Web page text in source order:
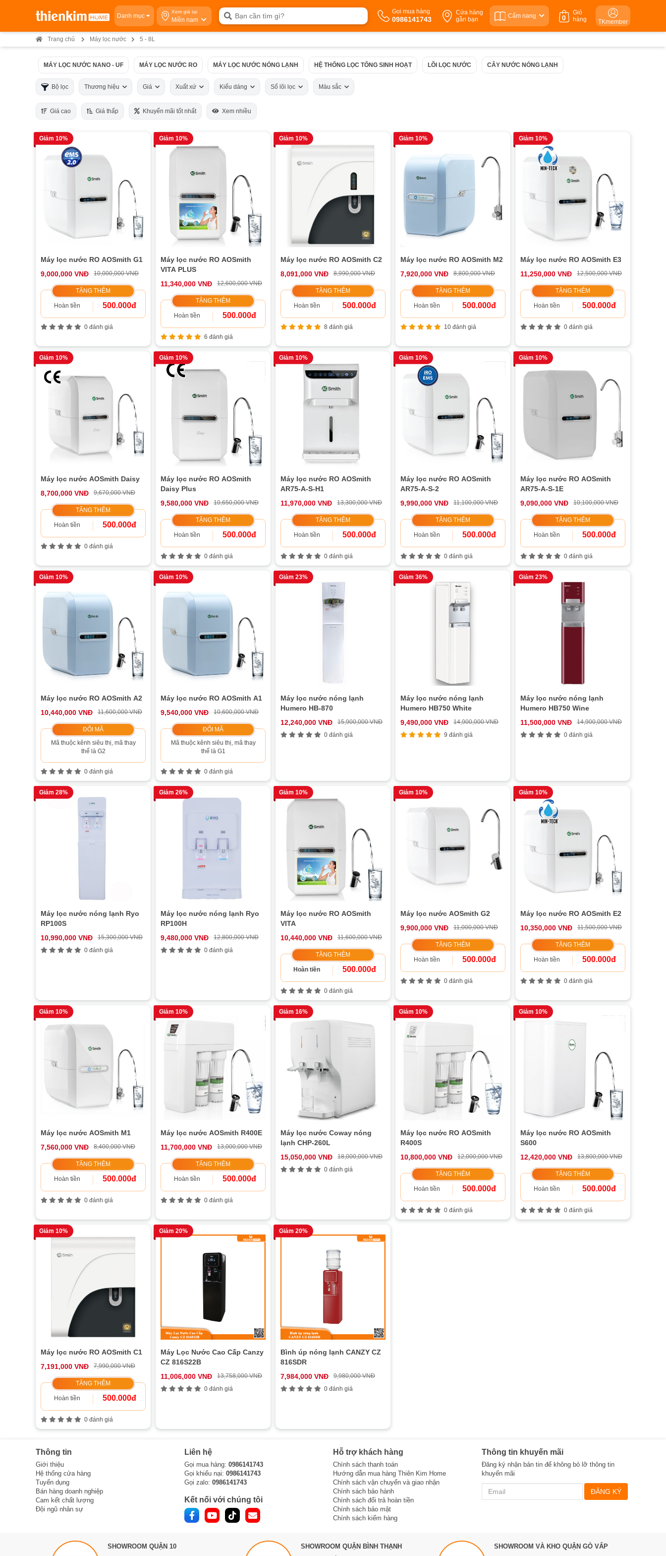
Danh mục
Xem giá tại
Miền nam
Gọi mua hàng
0986141743
Cửa hàng
gần bạn
Cẩm nang
Giỏ
hàng
0 TKmember
Trang chủ Máy lọc nước 5 - 8L
MÁY LỌC NƯỚC NANO - UF MÁY LỌC NƯỚC RO MÁY LỌC NƯỚC NÓNG LẠNH HỆ THỐNG LỌC TỔNG SINH HOẠT LÕI LỌC NƯỚC CÂY NƯỚC NÓNG LẠNH
Bộ lọc Thương hiệu Giá Xuất xứ Kiểu dáng Số lõi lọc Màu sắc
Giá cao Giá thấp Khuyến mãi tốt nhất Xem nhiều
Giảm 10%
Máy lọc nước RO AOSmith G1
9,000,000 VNĐ
10,000,000 VNĐ
TẶNG THÊM
Hoàn tiền 500.000đ
0 đánh giá
Giảm 10%
Máy lọc nước RO AOSmith
VITA PLUS
11,340,000 VNĐ
12,600,000 VNĐ
TẶNG THÊM
Hoàn tiền 500.000đ
6 đánh giá
Giảm 10%
Máy lọc nước RO AOSmith C2
8,091,000 VNĐ
8,990,000 VNĐ
TẶNG THÊM
Hoàn tiền 500.000đ
8 đánh giá
Giảm 10%
Máy lọc nước RO AOSmith M2
7,920,000 VNĐ
8,800,000 VNĐ
TẶNG THÊM
Hoàn tiền 500.000đ
10 đánh giá
Giảm 10%
Máy lọc nước RO AOSmith E3
11,250,000 VNĐ
12,500,000 VNĐ
TẶNG THÊM
Hoàn tiền 500.000đ
0 đánh giá
Giảm 10%
Máy lọc nước AOSmith Daisy
8,700,000 VNĐ
9,670,000 VNĐ
TẶNG THÊM
Hoàn tiền 500.000đ
0 đánh giá
Giảm 10%
Máy lọc nước RO AOSmith
Daisy Plus
9,580,000 VNĐ
10,650,000 VNĐ
TẶNG THÊM
Hoàn tiền 500.000đ
0 đánh giá
Giảm 10%
Máy lọc nước RO AOSmith
AR75-A-S-H1
11,970,000 VNĐ
13,300,000 VNĐ
TẶNG THÊM
Hoàn tiền 500.000đ
0 đánh giá
Giảm 10%
Máy lọc nước RO AOSmith
AR75-A-S-2
9,990,000 VNĐ
11,100,000 VNĐ
TẶNG THÊM
Hoàn tiền 500.000đ
0 đánh giá
Giảm 10%
Máy lọc nước RO AOSmith
AR75-A-S-1E
9,090,000 VNĐ
10,100,000 VNĐ
TẶNG THÊM
Hoàn tiền 500.000đ
0 đánh giá
Giảm 10%
Máy lọc nước RO AOSmith A2
10,440,000 VNĐ
11,600,000 VNĐ
ĐỔI MÃ
Mã thuộc kênh siêu thị, mã thay
thế là G2
0 đánh giá
Giảm 10%
Máy lọc nước RO AOSmith A1
9,540,000 VNĐ
10,600,000 VNĐ
ĐỔI MÃ
Mã thuộc kênh siêu thị, mã thay
thế là G1
0 đánh giá
Giảm 23%
Máy lọc nước nóng lạnh
Humero HB-870
12,240,000 VNĐ
15,900,000 VNĐ
0 đánh giá
Giảm 36%
Máy lọc nước nóng lạnh
Humero HB750 White
9,490,000 VNĐ
14,900,000 VNĐ
9 đánh giá
Giảm 23%
Máy lọc nước nóng lạnh
Humero HB750 Wine
11,500,000 VNĐ
14,900,000 VNĐ
0 đánh giá
Giảm 28%
Máy lọc nước nóng lạnh Ryo
RP100S
10,990,000 VNĐ
15,300,000 VNĐ
0 đánh giá
Giảm 26%
Máy lọc nước nóng lạnh Ryo
RP100H
9,480,000 VNĐ
12,800,000 VNĐ
0 đánh giá
Giảm 10%
Máy lọc nước RO AOSmith
VITA
10,440,000 VNĐ
11,600,000 VNĐ
TẶNG THÊM
Hoàn tiền 500.000đ
0 đánh giá
Giảm 10%
Máy lọc nước AOSmith G2
9,900,000 VNĐ
11,000,000 VNĐ
TẶNG THÊM
Hoàn tiền 500.000đ
0 đánh giá
Giảm 10%
Máy lọc nước RO AOSmith E2
10,350,000 VNĐ
11,500,000 VNĐ
TẶNG THÊM
Hoàn tiền 500.000đ
0 đánh giá
Giảm 10%
Máy lọc nước AOSmith M1
7,560,000 VNĐ
8,400,000 VNĐ
TẶNG THÊM
Hoàn tiền 500.000đ
0 đánh giá
Giảm 10%
Máy lọc nước AOSmith R400E
11,700,000 VNĐ
13,000,000 VNĐ
TẶNG THÊM
Hoàn tiền 500.000đ
0 đánh giá
Giảm 16%
Máy lọc nước Coway nóng
lạnh CHP-260L
15,050,000 VNĐ
18,000,000 VNĐ
0 đánh giá
Giảm 10%
Máy lọc nước RO AOSmith
R400S
10,800,000 VNĐ
12,000,000 VNĐ
TẶNG THÊM
Hoàn tiền 500.000đ
0 đánh giá
Giảm 10%
Máy lọc nước RO AOSmith
S600
12,420,000 VNĐ
13,800,000 VNĐ
TẶNG THÊM
Hoàn tiền 500.000đ
0 đánh giá
Giảm 10%
Máy lọc nước RO AOSmith C1
7,191,000 VNĐ
7,990,000 VNĐ
TẶNG THÊM
Hoàn tiền 500.000đ
0 đánh giá
Giảm 20%
Máy Lọc Nước Cao Cấp Canzy
CZ 816S22B
11,006,000 VNĐ
13,758,000 VNĐ
0 đánh giá
Giảm 20%
Bình úp nóng lạnh CANZY CZ
816SDR
7,984,000 VNĐ
9,980,000 VNĐ
0 đánh giá
Thông tin
Giới thiệu
Hệ thống cửa hàng
Tuyển dụng
Bán hàng doanh nghiệp
Cam kết chất lượng
Đội ngũ nhân sự
Liên hệ
Gọi mua hàng: 0986141743
Gọi khiếu nại: 0986141743
Gọi zalo: 0986141743
Kết nối với chúng tôi
Hỗ trợ khách hàng
Chính sách thanh toán
Hướng dẫn mua hàng Thiên Kim Home
Chính sách vận chuyển và giao nhận
Chính sách bảo hành
Chính sách đổi trả hoàn tiền
Chính sách bảo mật
Chính sách kiểm hàng
Thông tin khuyến mãi
Đăng ký nhận bản tin để không bỏ lỡ thông tin
khuyến mãi
ĐĂNG KÝ
SHOWROOM QUẬN 10
SHOWROOM QUẬN BÌNH THẠNH
SHOWROOM VÀ KHO QUẬN GÒ VẤP